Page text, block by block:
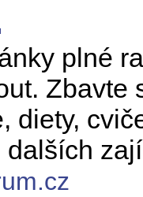
plné
Zbavte
diety,